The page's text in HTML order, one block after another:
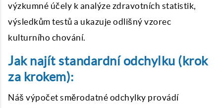
výzkumné účely k analýze zdravotních statistik,
výsledkům testů a ukazuje odlišný vzorec
kulturního chování.
Jak najít standardní odchylku (krok
za krokem):
Náš výpočet směrodatné odchylky provádí